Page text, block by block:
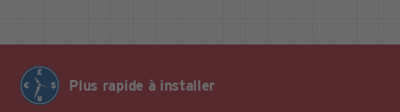
Plus rapide à installer